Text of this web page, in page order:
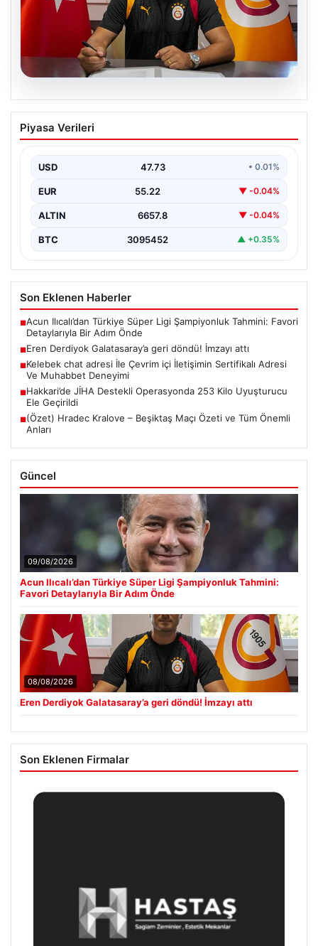
Eren Derdiyok Galatasaray’a geri
döndü! İmzayı attı
Piyasa Verileri
USD 47.73 • 0.01%
EUR 55.22 ▼ -0.04%
ALTIN 6657.8 ▼ -0.04%
BTC 3095452 ▲ +0.35%
Son Eklenen Haberler
■Acun Ilıcalı’dan Türkiye Süper Ligi Şampiyonluk Tahmini: Favori
Detaylarıyla Bir Adım Önde
■Eren Derdiyok Galatasaray’a geri döndü! İmzayı attı
■Kelebek chat adresi İle Çevrim içi İletişimin Sertifikalı Adresi
Ve Muhabbet Deneyimi
■Hakkari’de JİHA Destekli Operasyonda 253 Kilo Uyuşturucu
Ele Geçirildi
■(Özet) Hradec Kralove – Beşiktaş Maçı Özeti ve Tüm Önemli
Anları
Güncel
09/08/2026
Acun Ilıcalı’dan Türkiye Süper Ligi Şampiyonluk Tahmini:
Favori Detaylarıyla Bir Adım Önde
08/08/2026
Eren Derdiyok Galatasaray’a geri döndü! İmzayı attı
Son Eklenen Firmalar